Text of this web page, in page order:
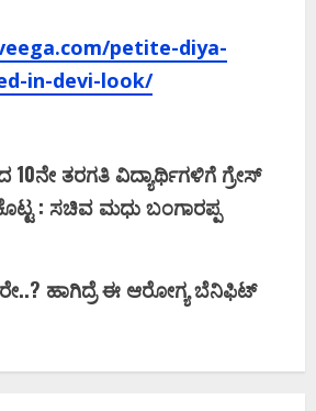
petite-diya-
in-devi-look/
ತರಗತಿ ವಿದ್ಯಾರ್ಥಿಗಳಿಗೆ ಗ್ರೇಸ್​
: ಸಚಿವ ಮಧು ಬಂಗಾರಪ್ಪ
ಹಾಗಿದ್ರೆ ಈ ಆರೋಗ್ಯ ಬೆನಿಫಿಟ್